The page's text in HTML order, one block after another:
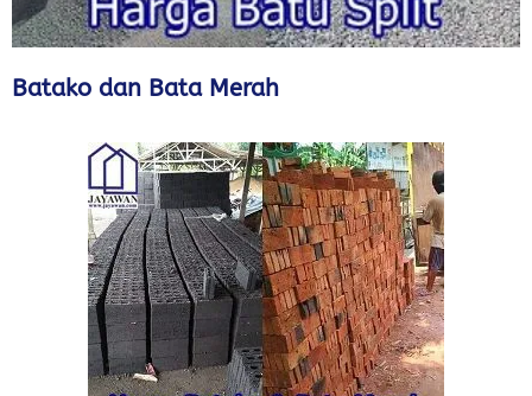
Batako dan Bata Merah